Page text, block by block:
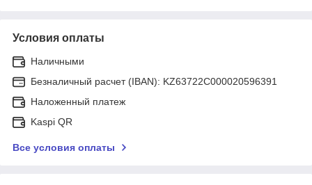
Условия оплаты
Наличными
Безналичный расчет (IBAN): KZ63722C000020596391
Наложенный платеж
Kaspi QR
Все условия оплаты